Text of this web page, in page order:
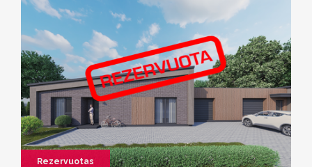
Rezervuotas